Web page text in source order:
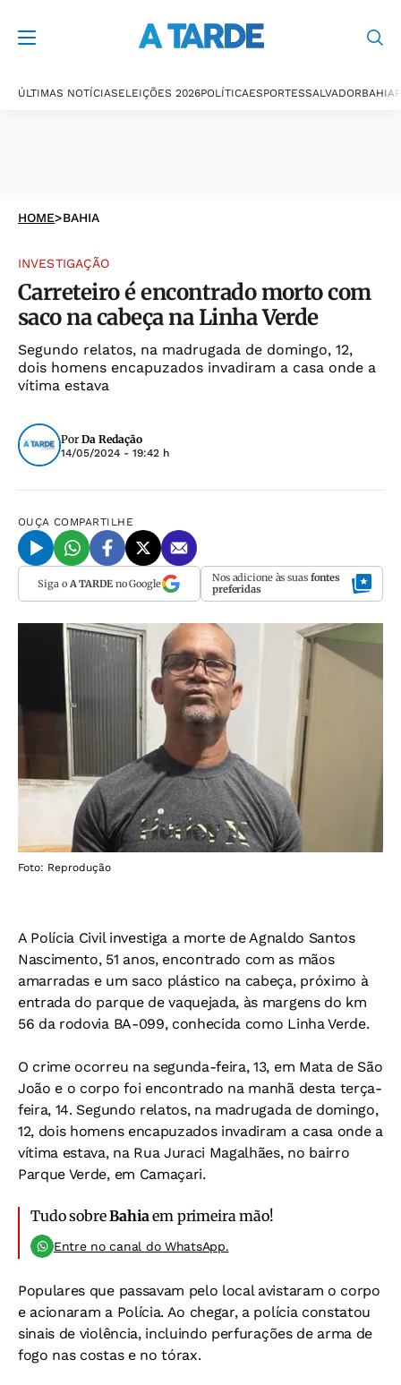
ÚLTIMAS NOTÍCIASELEIÇÕES 2026POLÍTICAESPORTESSALVADORBAHIA
HOME>BAHIA
INVESTIGAÇÃO
Carreteiro é encontrado morto com
saco na cabeça na Linha Verde
Segundo relatos, na madrugada de domingo, 12,
dois homens encapuzados invadiram a casa onde a
vítima estava
Por Da Redação
14/05/2024 - 19:42 h
OUÇA COMPARTILHE
Siga o A TARDEno Google Nos adicione às suas fontes
preferidas
Foto: Reprodução
A Polícia Civil investiga a morte de Agnaldo Santos
Nascimento, 51 anos, encontrado com as mãos
amarradas e um saco plástico na cabeça, próximo à
entrada do parque de vaquejada, às margens do km
56 da rodovia BA-099, conhecida como Linha Verde.
O crime ocorreu na segunda-feira, 13, em Mata de São
João e o corpo foi encontrado na manhã desta terça-
feira, 14. Segundo relatos, na madrugada de domingo,
12, dois homens encapuzados invadiram a casa onde a
vítima estava, na Rua Juraci Magalhães, no bairro
Parque Verde, em Camaçari.
Tudo sobreBahiaem primeira mão!
Entre no canal do WhatsApp.
Populares que passavam pelo local avistaram o corpo
e acionaram a Polícia. Ao chegar, a polícia constatou
sinais de violência, incluindo perfurações de arma de
fogo nas costas e no tórax.